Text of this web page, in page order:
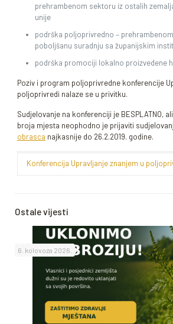
prehrambenom sektoru iz ostalih
unije
podrška poljoprivredno –
poboljšanu suradnju sa županijskim
podrška promociji lokalno proizvedene
Poziv i program poljoprivredne konferencije
poljoprivredi nalaze se u privitku.
Sudjelovanje na konferenciji je BESPLATNO,
broja mjesta neophodno je prijaviti
obrasca najkasnije do 26.2.2019. godine.
Konferencija Upravljanje znanjem u
Ostale vijesti
6. kolovoza 2026.